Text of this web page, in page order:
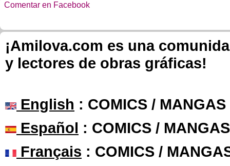
Comentar en Facebook
¡Amilova.com es una
y lectores de obras gráficas!
English : COMICS /
Español : COMICS /
Français : COMICS /